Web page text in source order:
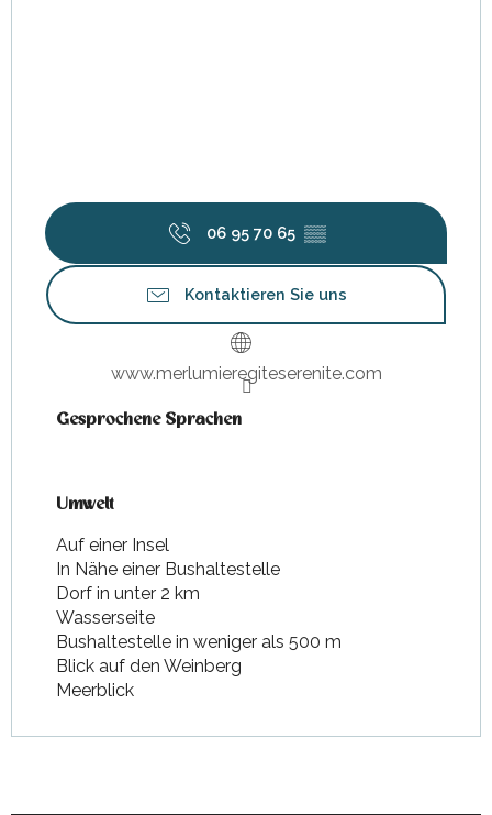
06 95 70 65 ▒▒
Kontaktieren Sie uns
www.merlumieregiteserenite.com
Gesprochene Sprachen
Gesprochene Sprachen
Umwelt
Umwelt
Auf einer Insel
In Nähe einer Bushaltestelle
Dorf in unter 2 km
Wasserseite
Bushaltestelle in weniger als 500 m
Blick auf den Weinberg
Meerblick